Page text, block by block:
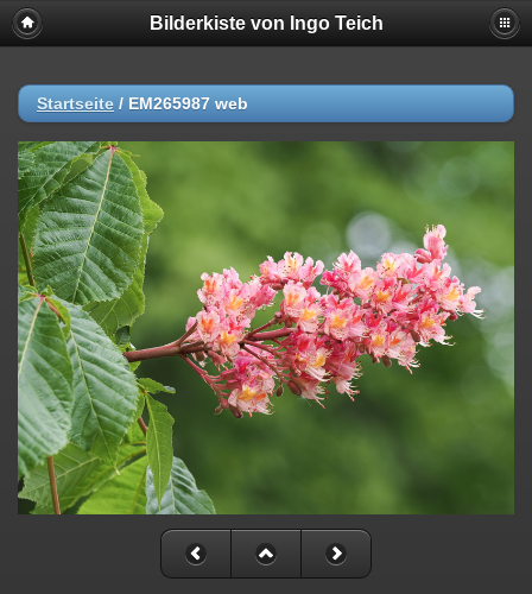
Bilderkiste von Ingo Teich
Startseite / EM265987 web